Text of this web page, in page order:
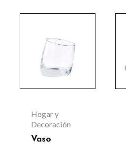
Hogar y
Decoración
Vaso